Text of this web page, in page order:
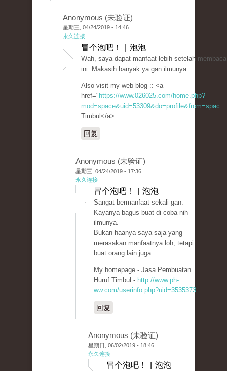
Anonymous (未验证)
星期三, 04/24/2019 - 14:46
永久连接
冒个泡吧！ | 泡泡
Wah, saya dapat manfaat lebih setelah
ini. Makasih banyak ya gan ilmunya.
Also visit my web blog :: <a
href=" https://www.026025.com/home.php?
mod=space&uid=53309&do=profile&from=spac...
Timbul</a>
回复
Anonymous (未验证)
星期三, 04/24/2019 - 17:36
永久连接
冒个泡吧！ | 泡泡
Sangat bermanfaat sekali gan.
Kayanya bagus buat di coba nih
ilmunya.
Bukan haanya saya saja yang
merasakan manfaatnya loh, tetapi
buat orang lain juga.
My homepage - Jasa Pembuatan
Huruf Timbul - http://www.ph-
ww.com/userinfo.php?uid=3535373
回复
Anonymous (未验证)
星期日, 06/02/2019 - 18:46
永久连接
冒个泡吧！ | 泡泡